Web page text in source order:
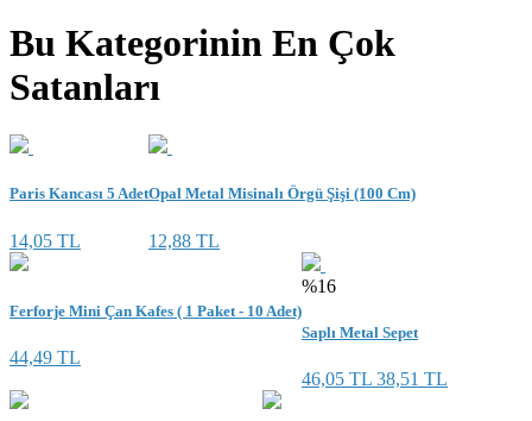
Bu Kategorinin En Çok
Satanları
Paris Kancası 5 Adet
14,05 TL
Opal Metal Misinalı Örgü Şişi (100 Cm)
12,88 TL
Ferforje Mini Çan Kafes ( 1 Paket - 10 Adet)
44,49 TL
%16
Saplı Metal Sepet
46,05 TL 38,51 TL